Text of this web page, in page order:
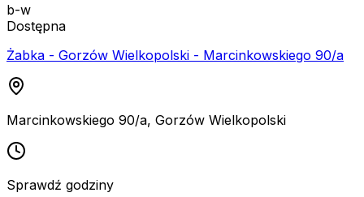
b-w
Dostępna
Żabka - Gorzów Wielkopolski - Marcinkowskiego 90/a
Marcinkowskiego 90/a, Gorzów Wielkopolski
Sprawdź godziny